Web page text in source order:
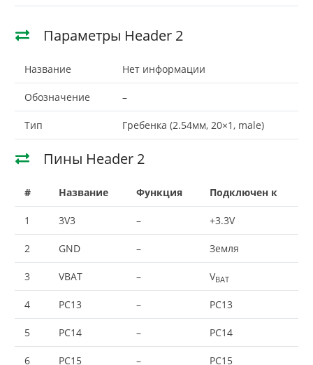
Параметры Header 2
Название Нет информации
Обозначение –
Тип Гребенка (2.54мм, 20×1, male)
Пины Header 2
# Название Функция Подключен к
1 3V3 – +3.3V
2 GND – Земля
3 VBAT – VBAT
4 PC13 – PC13
5 PC14 – PC14
6 PC15 – PC15